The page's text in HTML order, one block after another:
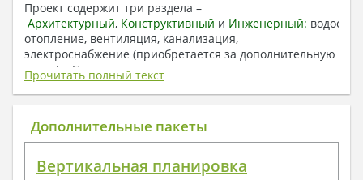
Проект содержит три раздела –
Архитектурный, Конструктивный и Инженерный:
отопление, вентиляция, канализация,
электроснабжение (приобретается за дополнительную
плату) + Пояснительная записка.
1. Архитектурный раздел:
Общие данные по проекту
Поэтажные маркировочные планы с
Прочитать полный текст
Дополнительные пакеты
Вертикальная планировка